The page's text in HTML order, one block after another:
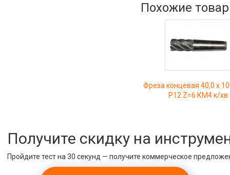
Похожие
Фреза концевая 40,0 х
Р12 Z=6 КМ4 к/хв
Получите скидку на
Пройдите тест на 30 секунд — получите коммерческое